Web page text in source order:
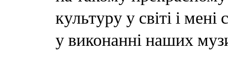
культуру у світі і
у виконанні наших